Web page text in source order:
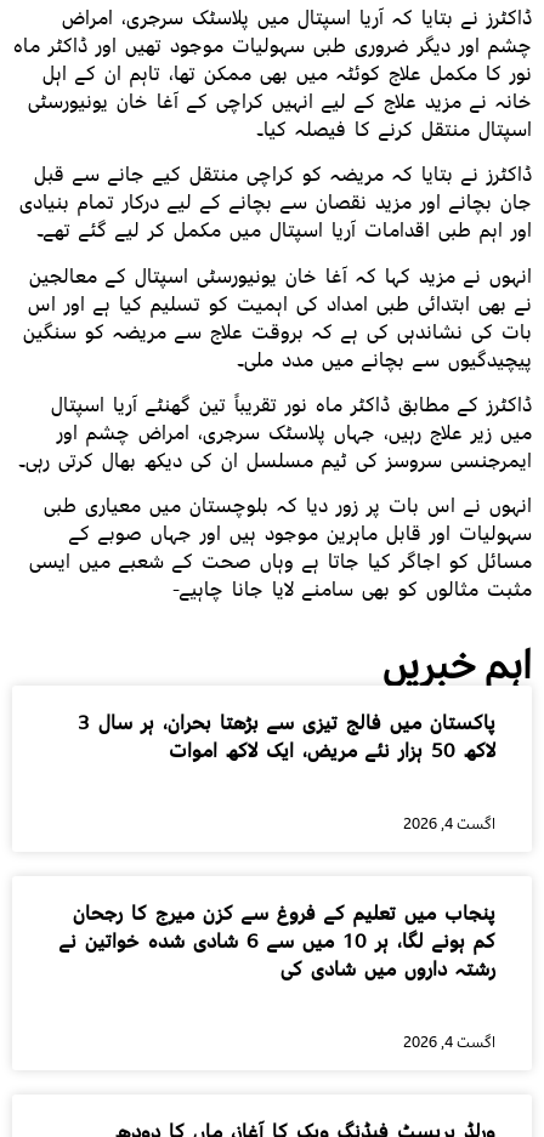
ڈاکٹرز نے بتایا کہ آریا اسپتال میں پلاسٹک سرجری، امراض
چشم اور دیگر ضروری طبی سہولیات موجود تھیں اور ڈاکٹر ماہ
نور کا مکمل علاج کوئٹہ میں بھی ممکن تھا، تاہم ان کے اہل
خانہ نے مزید علاج کے لیے انہیں کراچی کے آغا خان یونیورسٹی
اسپتال منتقل کرنے کا فیصلہ کیا۔
ڈاکٹرز نے بتایا کہ مریضہ کو کراچی منتقل کیے جانے سے قبل
جان بچانے اور مزید نقصان سے بچانے کے لیے درکار تمام بنیادی
اور اہم طبی اقدامات آریا اسپتال میں مکمل کر لیے گئے تھے۔
انہوں نے مزید کہا کہ آغا خان یونیورسٹی اسپتال کے معالجین
نے بھی ابتدائی طبی امداد کی اہمیت کو تسلیم کیا ہے اور اس
بات کی نشاندہی کی ہے کہ بروقت علاج سے مریضہ کو سنگین
پیچیدگیوں سے بچانے میں مدد ملی۔
ڈاکٹرز کے مطابق ڈاکٹر ماہ نور تقریباً تین گھنٹے آریا اسپتال
میں زیر علاج رہیں، جہاں پلاسٹک سرجری، امراض چشم اور
ایمرجنسی سروسز کی ٹیم مسلسل ان کی دیکھ بھال کرتی رہی۔
انہوں نے اس بات پر زور دیا کہ بلوچستان میں معیاری طبی
سہولیات اور قابل ماہرین موجود ہیں اور جہاں صوبے کے
مسائل کو اجاگر کیا جاتا ہے وہاں صحت کے شعبے میں ایسی
مثبت مثالوں کو بھی سامنے لایا جانا چاہیے-
اہم خبریں
پاکستان میں فالج تیزی سے بڑھتا بحران، ہر سال 3
لاکھ 50 ہزار نئے مریض، ایک لاکھ اموات
اگست 4, 2026
پنجاب میں تعلیم کے فروغ سے کزن میرج کا رجحان
کم ہونے لگا، ہر 10 میں سے 6 شادی شدہ خواتین نے
رشتہ داروں میں شادی کی
اگست 4, 2026